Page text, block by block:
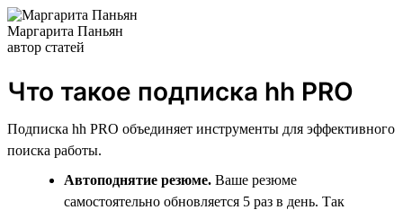
Маргарита Паньян
автор статей
Что такое подписка hh PRO
Подписка hh PRO объединяет инструменты для эффективного
поиска работы.
Автоподнятие резюме. Ваше резюме
самостоятельно обновляется 5 раз в день. Так